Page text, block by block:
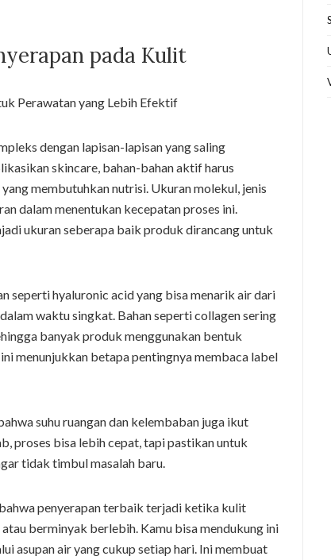
pada Kulit
dengan lapisan-lapisan yang saling
skincare, bahan-bahan aktif harus
membutuhkan nutrisi. Ukuran molekul, jenis
dalam menentukan kecepatan proses ini.
ukuran seberapa baik produk dirancang untuk
seperti hyaluronic acid yang bisa menarik air dari
waktu singkat. Bahan seperti collagen sering
banyak produk menggunakan bentuk
menunjukkan betapa pentingnya membaca label
suhu ruangan dan kelembaban juga ikut
proses bisa lebih cepat, tapi pastikan untuk
tidak timbul masalah baru.
penyerapan terbaik terjadi ketika kulit
berminyak berlebih. Kamu bisa mendukung ini
asupan air yang cukup setiap hari. Ini membuat